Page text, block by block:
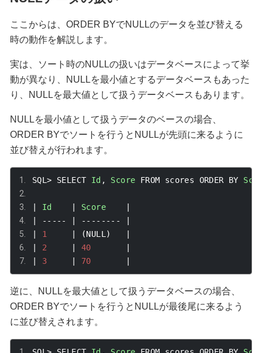
ここからは、 ORDER BYでNULLのデータを並び替える
時の動作を解説します。
実は、ソート時のNULLの扱いはデータベースによって挙
動が異なり、
NULLを最小値とするデータベースもあった
り、
NULLを最大値として扱うデータベースもあります。
NULLを最小値として扱うデータのベースの場合、
ORDER BYでソートを行うと NULLが先頭に来るように
並び替えが行われます。
SQL> SELECT Id , Score FROM scores ORDER BY
Id Score
----- --------
1 (NULL )
2 40
3 70
逆に、 NULLを最大値として扱うデータベースの場合、
ORDER BYでソートを行うと NULLが最後尾に来るよう
に並び替えされます。